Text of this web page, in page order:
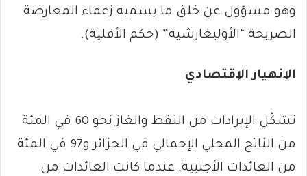
وهو مسؤول عن خلق ما يسميه زعماء المعارضة
الصريحة “الأوليغارشية” (حكم الأقلية).
الإنهيار الإقتصادي
تشكّل الإيرادات من النفط والغاز نحو 60 في المئة
من الناتج المحلي الإجمالي في الجزائر و97 في المئة
من العائدات الأجنبية. عندما كانت العائدات من